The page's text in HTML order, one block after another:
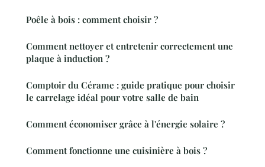
Poêle à bois : comment choisir ?
Comment nettoyer et entretenir correctement une
plaque à induction ?
Comptoir du Cérame : guide pratique pour choisir
le carrelage idéal pour votre salle de bain
Comment économiser grâce à l'énergie solaire ?
Comment fonctionne une cuisinière à bois ?